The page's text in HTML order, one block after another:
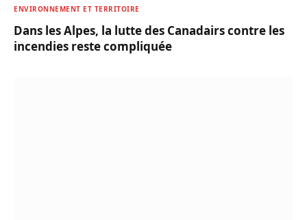
ENVIRONNEMENT ET TERRITOIRE
Dans les Alpes, la lutte des Canadairs contre les
incendies reste compliquée